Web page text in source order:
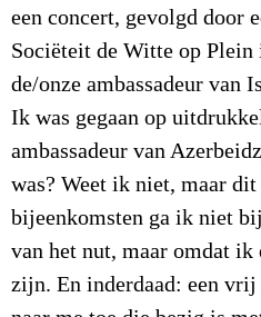
een concert, gevolgd door
Sociëteit de Witte op Plein
de/onze ambassadeur van
Ik was gegaan op
ambassadeur van
was? Weet ik niet, maar
bijeenkomsten ga ik niet
van het nut, maar omdat
zijn. En inderdaad: een